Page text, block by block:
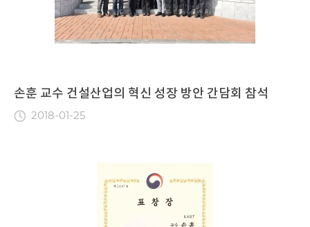
손훈 교수 건설산업의 혁신 성장 방안 간담회 참석
2018-01-25